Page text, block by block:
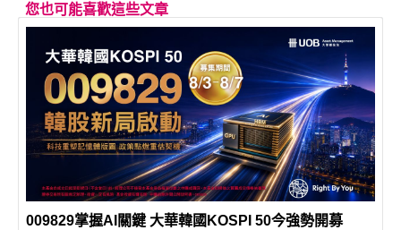
您也可能喜歡這些文章
009829掌握AI關鍵 大華韓國KOSPI 50今強勢開募